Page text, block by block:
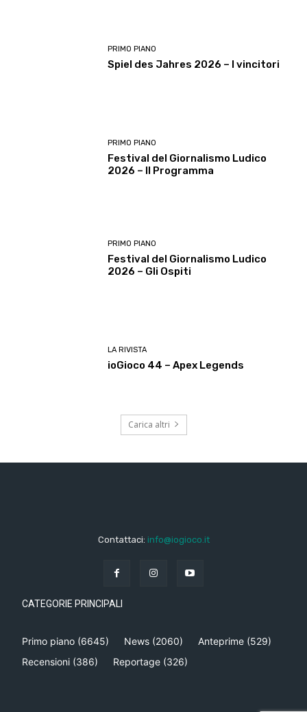
PRIMO PIANO
Spiel des Jahres 2026 – I vincitori
PRIMO PIANO
Festival del Giornalismo Ludico
2026 – Il Programma
PRIMO PIANO
Festival del Giornalismo Ludico
2026 – Gli Ospiti
LA RIVISTA
ioGioco 44 – Apex Legends
Carica altri
Contattaci: info@iogioco.it
CATEGORIE PRINCIPALI
Primo piano (6645) News (2060) Anteprime (529)
Recensioni (386) Reportage (326)